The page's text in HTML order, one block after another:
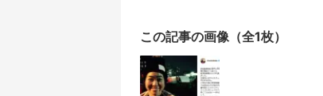
この記事の画像（全1枚）